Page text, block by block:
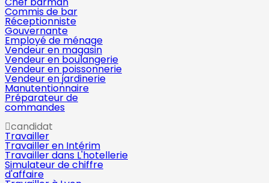
Commis de bar
Réceptionniste
Gouvernante
Employé de ménage
Vendeur en magasin
Vendeur en boulangerie
Vendeur en poissonnerie
Vendeur en jardinerie
Manutentionnaire
Préparateur de
commandes
candidat
Travailler
Travailler en Intérim
Travailler dans L'hotellerie
Simulateur de chiffre
d'affaire